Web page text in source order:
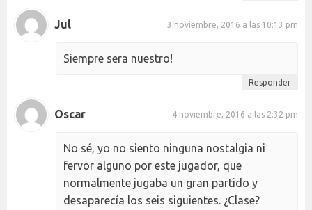
Jul 3 noviembre, 2016 a las 10:13 pm
Siempre sera nuestro!
Responder
Oscar 4 noviembre, 2016 a las 2:32 pm
No sé, yo no siento ninguna nostalgia ni
fervor alguno por este jugador, que
normalmente jugaba un gran partido y
desaparecía los seis siguientes. ¿Clase?